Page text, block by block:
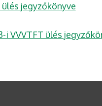
jegyzőkönyve
i VVVTFT ülés